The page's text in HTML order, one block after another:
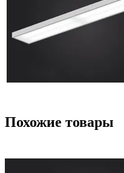
Похожие товары